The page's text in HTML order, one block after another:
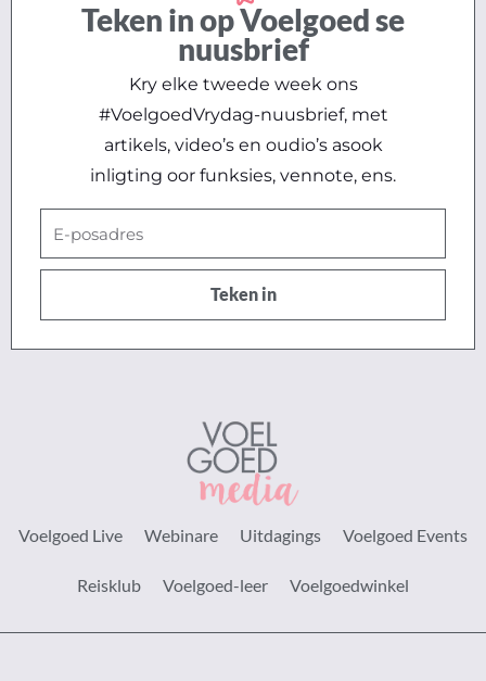
Teken in op Voelgoed se
nuusbrief
Kry elke tweede week ons
#VoelgoedVrydag-nuusbrief, met
artikels, video’s en oudio’s asook
inligting oor funksies, vennote, ens.
posadres
Teken in
Voelgoed Live Webinare Uitdagings Voelgoed Events
Reisklub Voelgoed-leer Voelgoedwinkel